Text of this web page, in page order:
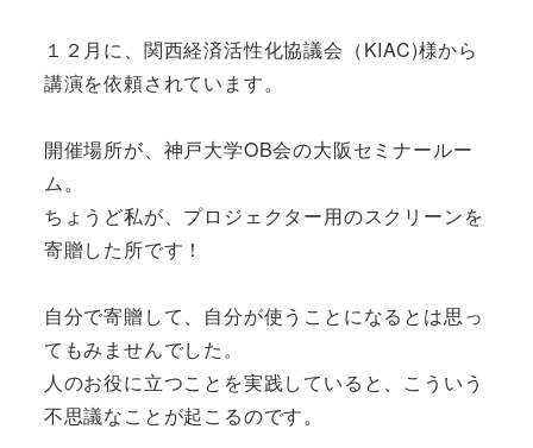
１２月に、関西経済活性化協議会（KIAC)様から
講演を依頼されています。
開催場所が、神戸大学OB会の大阪セミナールー
ム。
ちょうど私が、プロジェクター用のスクリーンを
寄贈した所です！
自分で寄贈して、自分が使うことになるとは思っ
てもみませんでした。
人のお役に立つことを実践していると、こういう
不思議なことが起こるのです。